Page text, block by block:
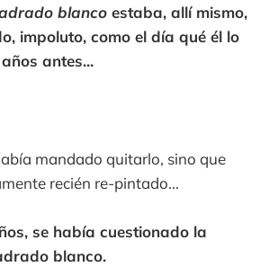
blanco estaba, allí mismo,
impoluto, como el día qué él lo
antes...
mandado quitarlo, sino que
recién re-pintado...
se había cuestionado la
blanco.